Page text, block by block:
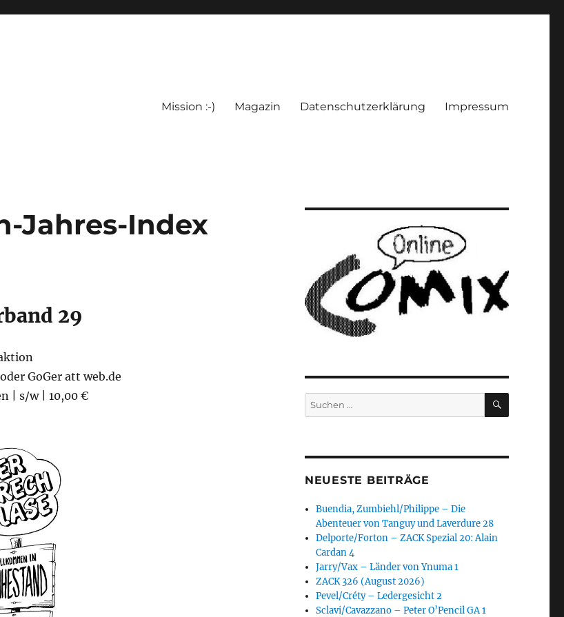
Mission :-) Magazin Datenschutzerklärung Impressum
Jahres-Index
29
GoGer att web.de
| s/w | 10,00 €
Suchen
nach:
SUCHEN
NEUESTE BEITRÄGE
Buendia, Zumbiehl/Philippe – Die
Abenteuer von Tanguy und Laverdure 28
Delporte/Forton – ZACK Spezial 20: Alain
Cardan 4
Jarry/Vax – Länder von Ynuma 1
ZACK 326 (August 2026)
Pevel/Créty – Ledergesicht 2
Sclavi/Cavazzano – Peter O’Pencil GA 1